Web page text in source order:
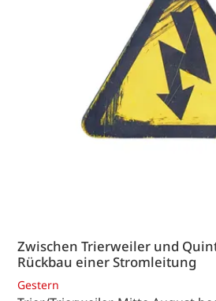
Zwischen Trierweiler und
Rückbau einer Stromleitung
Gestern